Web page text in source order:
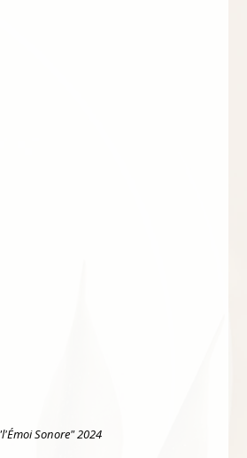
Sonore" 2024